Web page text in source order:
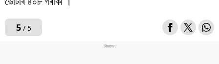
5/ 5